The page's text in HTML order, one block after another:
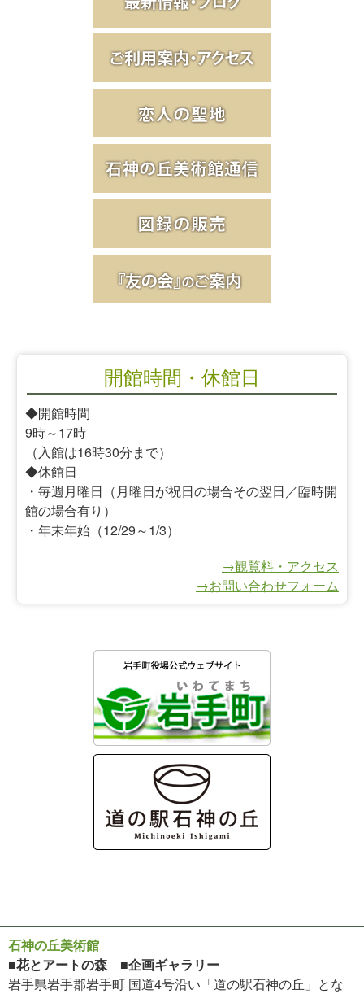
開館時間・休館日
◆開館時間
9時～17時
（入館は16時30分まで）
◆休館日
・毎週月曜日（月曜日が祝日の場合その翌日／臨時開
館の場合有り）
・年末年始（12/29～1/3）
→観覧料・アクセス
→お問い合わせフォーム
石神の丘美術館
■花とアートの森 ■企画ギャラリー
岩手県岩手郡岩手町 国道4号沿い「道の駅石神の丘」とな